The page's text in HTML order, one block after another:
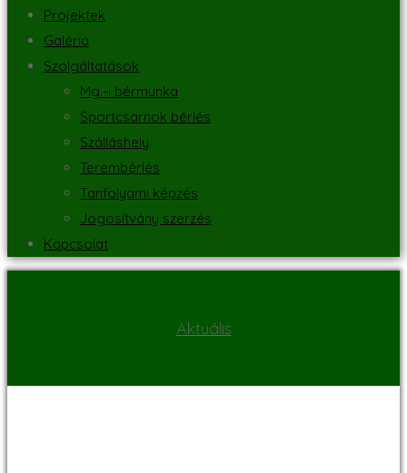
Projektek
Galéria
Szolgáltatások
Mg.-i bérmunka
Sportcsarnok bérlés
Szálláshely
Terembérlés
Tanfolyami képzés
Jogosítvány szerzés
Kapcsolat
Aktuális